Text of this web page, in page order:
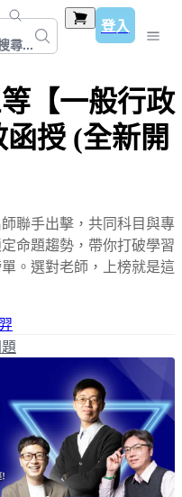
尋...
登入
【一般行政
授 (全新開
聯手出擊，共同科目與專
命題趨勢，帶你打破學習
。選對老師，上榜就是這